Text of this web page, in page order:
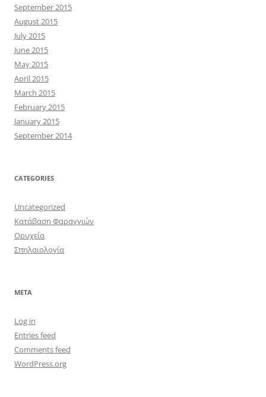
September 2015
August 2015
July 2015
June 2015
May 2015
April 2015
March 2015
February 2015
January 2015
September 2014
CATEGORIES
Uncategorized
Κατάβαση Φαραγγιών
Ορυχεία
Σπηλαιολογία
META
Log in
Entries feed
Comments feed
WordPress.org